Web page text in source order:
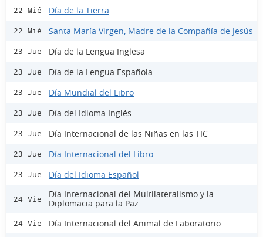
22 Mié Día de la Tierra
22 Mié Santa María Virgen, Madre de la Compañía de Jesús
23 Jue Día de la Lengua Inglesa
23 Jue Día de la Lengua Española
23 Jue Día Mundial del Libro
23 Jue Día del Idioma Inglés
23 Jue Día Internacional de las Niñas en las TIC
23 Jue Día Internacional del Libro
23 Jue Día del Idioma Español
24 Vie
Día Internacional del Multilateralismo y la
Diplomacia para la Paz
24 Vie Día Internacional del Animal de Laboratorio